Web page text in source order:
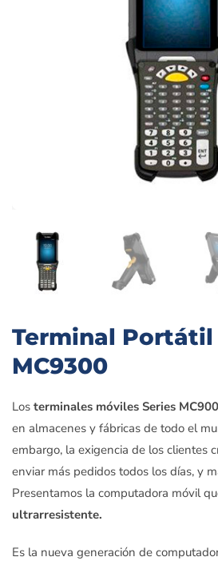
Terminal Portátil
MC9300
Los terminales móviles Series
en almacenes y fábricas de todo el
embargo, la exigencia de los clientes
enviar más pedidos todos los días, y
Presentamos la computadora móvil
ultrarresistente.
Es la nueva generación de